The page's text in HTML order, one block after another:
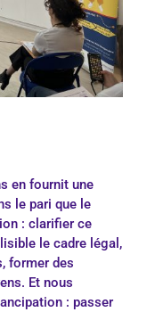
en fournit une
le pari que le
: clarifier ce
le cadre légal,
former des
Et nous
: passer